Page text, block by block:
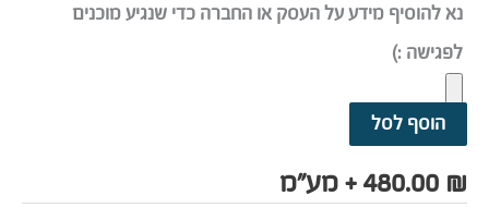
נא להוסיף מידע על העסק או החברה כדי שנגיע מוכנים
לפגישה :)
הוסף לסל
480.00 ₪ + מע"מ